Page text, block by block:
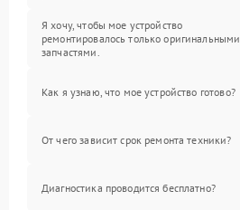
Я хочу, чтобы мое устройство
ремонтировалось только оригинальными
запчастями.
Как я узнаю, что мое устройство готово?
От чего зависит срок ремонта техники?
Диагностика проводится бесплатно?